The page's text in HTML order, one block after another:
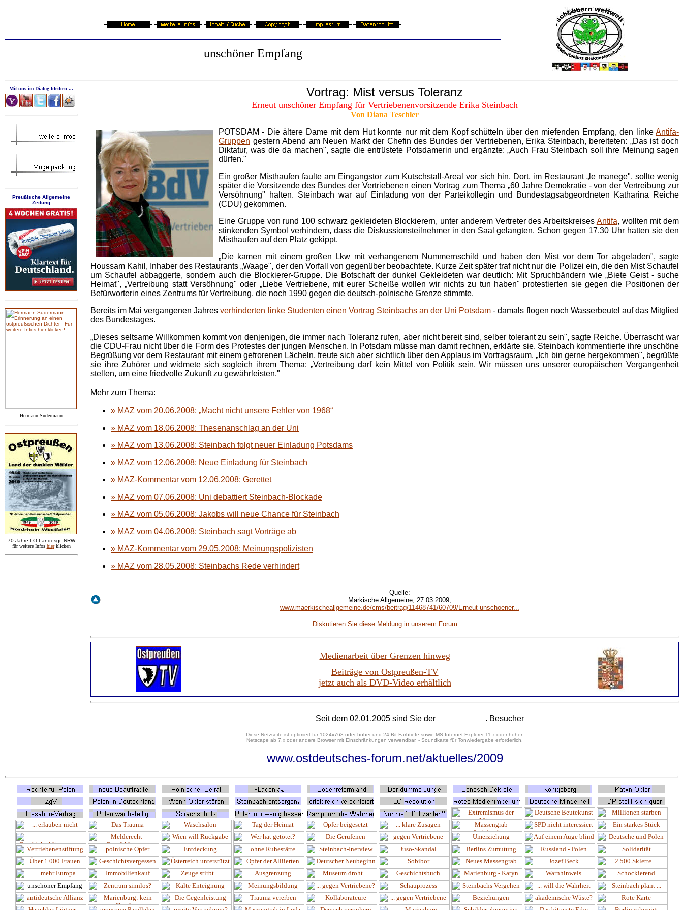
unschöner Empfang
Mit uns im Dialog bleiben ...
Preußische Allgemeine
Zeitung
Hermann Sudermann
70 Jahre LO Landesgr. NRW
für weitere Infos hier klicken
Vortrag: Mist versus Toleranz
Erneut unschöner Empfang für Vertriebenenvorsitzende Erika Steinbach
Von Diana Teschler
POTSDAM - Die ältere Dame mit dem Hut konnte nur mit dem Kopf schütteln über den miefenden Empfang, den linke Antifa-
Gruppen gestern Abend am Neuen Markt der Chefin des Bundes der Vertriebenen, Erika Steinbach, bereiteten: „Das ist doch
Diktatur, was die da machen", sagte die entrüstete Potsdamerin und ergänzte: „Auch Frau Steinbach soll ihre Meinung sagen
dürfen."
Ein großer Misthaufen faulte am Eingangstor zum Kutschstall-Areal vor sich hin. Dort, im Restaurant „le manege", sollte wenig
später die Vorsitzende des Bundes der Vertriebenen einen Vortrag zum Thema „60 Jahre Demokratie - von der Vertreibung zur
Versöhnung" halten. Steinbach war auf Einladung von der Parteikollegin und Bundestagsabgeordneten Katharina Reiche
(CDU) gekommen.
Eine Gruppe von rund 100 schwarz gekleideten Blockierern, unter anderem Vertreter des Arbeitskreises Antifa, wollten mit dem
stinkenden Symbol verhindern, dass die Diskussionsteilnehmer in den Saal gelangten. Schon gegen 17.30 Uhr hatten sie den
Misthaufen auf den Platz gekippt.
„Die kamen mit einem großen Lkw mit verhangenem Nummernschild und haben den Mist vor dem Tor abgeladen", sagte
Houssam Kahil, Inhaber des Restaurants „Waage", der den Vorfall von gegenüber beobachtete. Kurze Zeit später traf nicht nur die Polizei ein, die den Mist Schaufel
um Schaufel abbaggerte, sondern auch die Blockierer-Gruppe. Die Botschaft der dunkel Gekleideten war deutlich: Mit Spruchbändern wie „Biete Geist - suche
Heimat", „Vertreibung statt Versöhnung" oder „Liebe Vertriebene, mit eurer Scheiße wollen wir nichts zu tun haben" protestierten sie gegen die Positionen der
Befürworterin eines Zentrums für Vertreibung, die noch 1990 gegen die deutsch-polnische Grenze stimmte.
Bereits im Mai vergangenen Jahresverhinderten linke Studenten einen Vortrag Steinbachs an der Uni Potsdam - damals flogen noch Wasserbeutel auf das Mitglied
des Bundestages.
„Dieses seltsame Willkommen kommt von denjenigen, die immer nach Toleranz rufen, aber nicht bereit sind, selber tolerant zu sein", sagte Reiche. Überrascht war
die CDU-Frau nicht über die Form des Protestes der jungen Menschen. In Potsdam müsse man damit rechnen, erklärte sie. Steinbach kommentierte ihre unschöne
Begrüßung vor dem Restaurant mit einem gefrorenen Lächeln, freute sich aber sichtlich über den Applaus im Vortragsraum. „Ich bin gerne hergekommen", begrüßte
sie ihre Zuhörer und widmete sich sogleich ihrem Thema: „Vertreibung darf kein Mittel von Politik sein. Wir müssen uns unserer europäischen Vergangenheit
stellen, um eine friedvolle Zukunft zu gewährleisten."
Mehr zum Thema:
» MAZ vom 20.06.2008: „Macht nicht unsere Fehler von 1968“
» MAZ vom 18.06.2008: Thesenanschlag an der Uni
» MAZ vom 13.06.2008: Steinbach folgt neuer Einladung Potsdams
» MAZ vom 12.06.2008: Neue Einladung für Steinbach
» MAZ-Kommentar vom 12.06.2008: Gerettet
» MAZ vom 07.06.2008: Uni debattiert Steinbach-Blockade
» MAZ vom 05.06.2008: Jakobs will neue Chance für Steinbach
» MAZ vom 04.06.2008: Steinbach sagt Vorträge ab
» MAZ-Kommentar vom 29.05.2008: Meinungspolizisten
» MAZ vom 28.05.2008: Steinbachs Rede verhindert
Quelle:
Märkische Allgemeine, 27.03.2009,
www.maerkischeallgemeine.de/cms/beitrag/11468741/60709/Erneut-unschoener...
Diskutieren Sie diese Meldung in unserem Forum
Medienarbeit über Grenzen hinweg
Beiträge von Ostpreußen-TV
jetzt auch als DVD-Video erhältlich
Seit dem 02.01.2005 sind Sie der . Besucher
Diese Netzseite ist optimiert für 1024x768 oder höher und 24 Bit Farbtiefe sowie MS-Internet Explorer 11.x oder höher.
Netscape ab 7.x oder andere Browser mit Einschränkungen verwendbar. - Soundkarte für Tonwiedergabe erforderlich.
www.ostdeutsches-forum.net/aktuelles/2009